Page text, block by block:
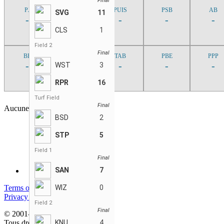
SVG 11
CLS 1
Field 2
Final
WST 3
RPR 16
Turf Field
Final
BSD 2
STP 5
Field 1
Final
SAN 7
WIZ 0
Field 2
Final
PJ
-
MOY PUIS
-
PSB
-
AB
-
BB
-
TAB
-
PBE
-
PPP
-
Aucune partie trouvée
Terms of service
Privacy policy
© 2001-2026 StatsEnLigne.com